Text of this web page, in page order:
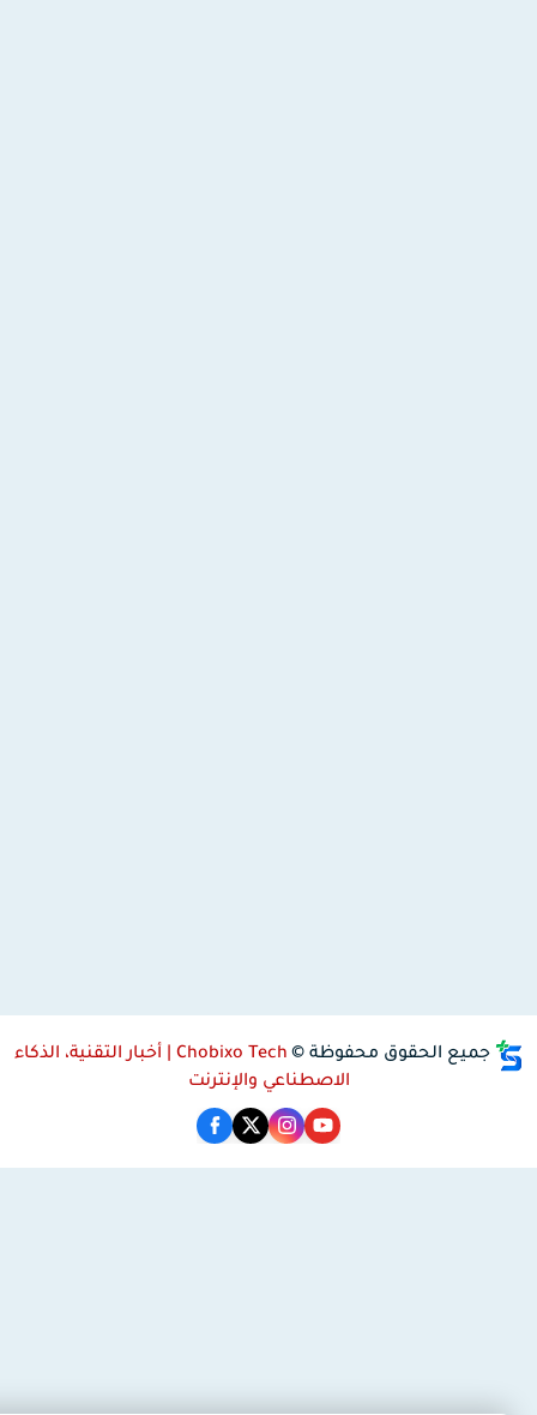
جميع الحقوق محفوظة ©
Chobixo Tech | أخبار التقنية، الذكاء
الاصطناعي والإنترنت